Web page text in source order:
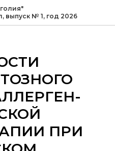
выпуск № 1, год 2026
ПРИ